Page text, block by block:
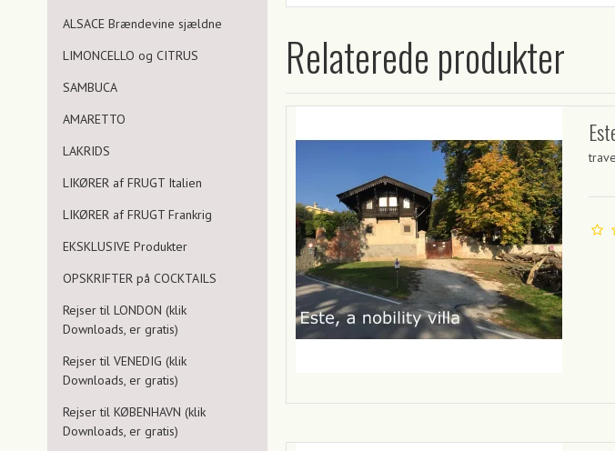
ALSACE Brændevine sjældne
LIMONCELLO og CITRUS
SAMBUCA
AMARETTO
LAKRIDS
LIKØRER af FRUGT Italien
LIKØRER af FRUGT Frankrig
EKSKLUSIVE Produkter
OPSKRIFTER på COCKTAILS
Rejser til LONDON (klik
Downloads, er gratis)
Rejser til VENEDIG (klik
Downloads, er gratis)
Rejser til KØBENHAVN (klik
Downloads, er gratis)
Relaterede produkter